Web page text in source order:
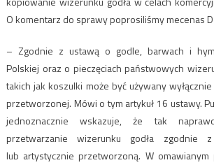
O komentarz do sprawy poprosiliśmy mecenas
– Zgodnie z ustawą o godle, barwach i
Polskiej oraz o pieczęciach państwowych
takich jak koszulki może być używany
przetworzonej. Mówi o tym artykuł 16 ustawy.
jednoznacznie wskazuje, że tak
przetwarzanie wizerunku godła zgodnie
lub artystycznie przetworzoną. W